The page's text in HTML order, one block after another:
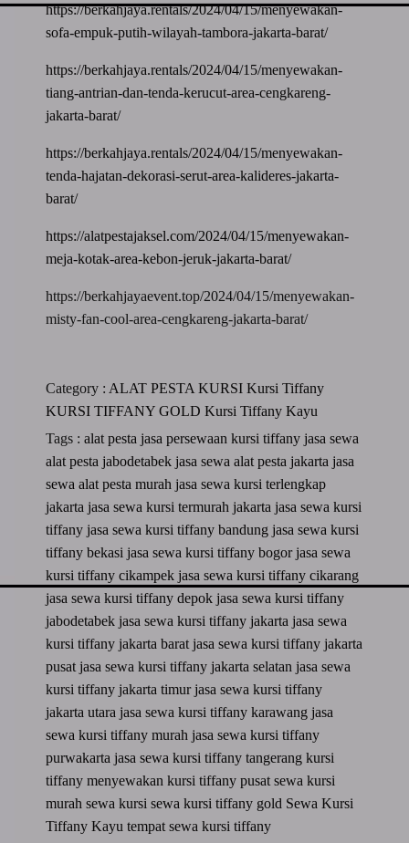
https://berkahjaya.rentals/2024/04/15/menyewakan-
sofa-empuk-putih-wilayah-tambora-jakarta-barat/
https://berkahjaya.rentals/2024/04/15/menyewakan-
tiang-antrian-dan-tenda-kerucut-area-cengkareng-
jakarta-barat/
https://berkahjaya.rentals/2024/04/15/menyewakan-
tenda-hajatan-dekorasi-serut-area-kalideres-jakarta-
barat/
https://alatpestajaksel.com/2024/04/15/menyewakan-
meja-kotak-area-kebon-jeruk-jakarta-barat/
https://berkahjayaevent.top/2024/04/15/menyewakan-
misty-fan-cool-area-cengkareng-jakarta-barat/
Category : ALAT PESTAKURSIKursi Tiffany
KURSI TIFFANY GOLDKursi Tiffany Kayu
Tags : alat pestajasa persewaan kursi tiffanyjasa sewa
alat pesta jabodetabekjasa sewa alat pesta jakartajasa
sewa alat pesta murahjasa sewa kursi terlengkap
jakartajasa sewa kursi termurah jakartajasa sewa kursi
tiffanyjasa sewa kursi tiffany bandungjasa sewa kursi
tiffany bekasijasa sewa kursi tiffany bogorjasa sewa
kursi tiffany cikampekjasa sewa kursi tiffany cikarang
jasa sewa kursi tiffany depokjasa sewa kursi tiffany
jabodetabekjasa sewa kursi tiffany jakartajasa sewa
kursi tiffany jakarta baratjasa sewa kursi tiffany jakarta
pusatjasa sewa kursi tiffany jakarta selatanjasa sewa
kursi tiffany jakarta timurjasa sewa kursi tiffany
jakarta utarajasa sewa kursi tiffany karawangjasa
sewa kursi tiffany murahjasa sewa kursi tiffany
purwakartajasa sewa kursi tiffany tangerangkursi
tiffanymenyewakan kursi tiffanypusat sewa kursi
murahsewa kursisewa kursi tiffany gold Sewa Kursi
Tiffany Kayutempat sewa kursi tiffany